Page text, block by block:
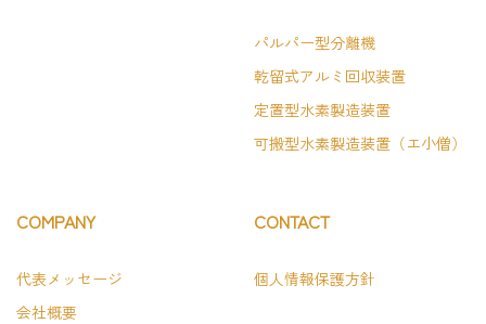
パルパー型分離機
乾留式アルミ回収装置
定置型水素製造装置
可搬型水素製造装置（エ小僧）
COMPANY
代表メッセージ
会社概要
CONTACT
個人情報保護方針